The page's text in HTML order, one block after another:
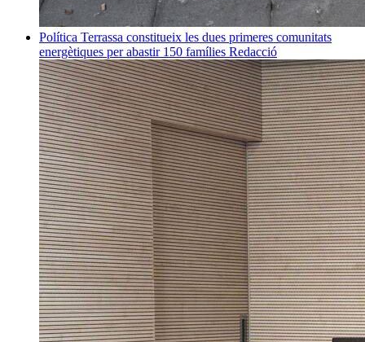
Política Terrassa constitueix les dues primeres comunitats
energètiques per abastir 150 famílies Redacció